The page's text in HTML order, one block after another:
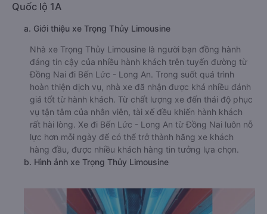
Quốc lộ 1A
a. Giới thiệu xe Trọng Thủy Limousine
Nhà xe Trọng Thủy Limousine là người bạn đồng hành
đáng tin cậy của nhiều hành khách trên tuyến đường từ
Đồng Nai đi Bến Lức - Long An. Trong suốt quá trình
hoàn thiện dịch vụ, nhà xe đã nhận được khá nhiều đánh
giá tốt từ hành khách. Từ chất lượng xe đến thái độ phục
vụ tận tâm của nhân viên, tài xế đều khiến hành khách
rất hài lòng. Xe đi Bến Lức - Long An từ Đồng Nai luôn nỗ
lực hơn mỗi ngày để có thể trở thành hãng xe khách
hàng đầu, được nhiều khách hàng tin tưởng lựa chọn.
b. Hình ảnh xe Trọng Thủy Limousine